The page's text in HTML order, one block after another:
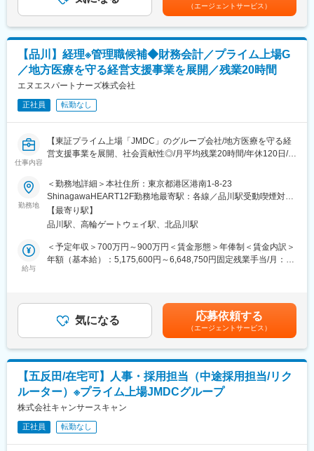
す。
■働く環境
・残業はほとんど発生していません。
・東証プライム上場企業のグループ会社として経営基盤が安定し
ていながら、役員との距離も近く、意思決定がスピーディーであ
ることも特徴です。
■ポジション魅力
きる環境です。
・資格支援制度や法律関連の書籍、オンライン研修動画が見放題
（4）採用業務（採用チャネルの強化、面接等）
（5）その他経営に関わる業務
※財務やM&Aに関心がある方は、社内に在籍する公認会計士等に
付き、財務やM&Aの実務に触れ、経験を積むことも可能です。
■社風：
・中途入社の方が多く、風通しのとても良い、働きやすい環境で
す。
・東証プライム上場企業のグループ会社であり経営基盤が安定し
ていながら、役員との距離が近く意思決定がスピーディーである
■魅力
・特定の機能に特化した短期間の部分的なコンサルティングでは
なく、経営戦略の立案から現場におけるオペレーションの改善に
す。
・未経験者でも、上司と共に事業推進をしていく為、早期に成長
東証プライム上場企業JMDCの子会社としての財務的な安定感と
信用を背景に、医療介護事業者に対して金融と事業の両面から経
営支援。資格保有者などのプロフェッショナルがいずれも複数名
在籍しています。
「地域医療の垣根を超え、医療の未来を創造する」ことを目指
し、病院や介護施設に対して必要な投融資を実施。またハンズオ
ン経営人材を送り出し、投融資先の経営陣としてバリューアップ
を主導しております。
変更の範囲：会社の定める業務
めてお支払いたします。■賞与：業績により別途賞与を支給賃金は
あくまでも目安の金額であり、選考を通じて上下する可能性があ
ります。月給(月額)は固定手当を含めた表記です。
（エージェントサービス）
【品川】経理※管理職候補◆財務会計／プライム上場G
／地方医療を守る経営支援事業を展開／残業20時間
エヌエスパートナーズ株式会社
正社員 転勤なし
仕事内容
【東証プライム上場「JMDC」のグループ会社/地方医療を守る経
営支援事業を展開、社会貢献性◎/月平均残業20時間/年休120日/土
■業務概要
当社の財務経理担当として、決算業務や連結パッケージ作成、子
会社の財務経理業務等などをお任せします。医療や介護の業界が
未経験の方でも、現職社員がサポートしていきますのでご安心く
ださい。当社は経理は医療機関、介護施設などの経理業務を委託
している一方、子会社も7社ほどあり、プライム上場グループ傘下
■業務詳細
入社時は当社についてご理解いただくこともあり、介護施設や医
療機関の経理業務に携わっていただき、ご経験に合わせて本社経
・月次決算
・年次決算
・法人税等税務申告業務
・メンバーの育成
・本社及び子会社の財務経理業務
※担当企業については、規模感が大きい場合には1社、小規模であ
れば3～4社をご担当いただきます。
勤務地
＜勤務地詳細＞本社住所：東京都港区港南1-8-23
ShinagawaHEART12F勤務地最寄駅：各線／品川駅受動喫煙対
策：屋内喫煙可能場所あり変更の範囲：会社の定める事業所（リ
モートワーク含む）
【最寄り駅】
品川駅、高輪ゲートウェイ駅、北品川駅
給与
＜予定年収＞700万円～900万円＜賃金形態＞年俸制＜賃金内訳＞
年額（基本給）：5,175,600円～6,648,750円固定残業手当/月：
給与補足＞※年齢・経験・能力を考慮の上決定します。■賞与：業
績により支給■昇給：年1回（4月）賃金はあくまでも目安の金額
であり、選考を通じて上下する可能性があります。月給(月額)は固
定手当を含めた表記です。
気になる 応募依頼する
（エージェントサービス）
【五反田/在宅可】人事・採用担当（中途採用担当/リク
ルーター）※プライム上場JMDCグループ
株式会社キャンサースキャン
正社員 転勤なし